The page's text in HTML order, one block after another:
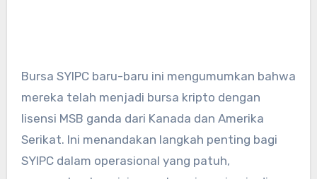
Bursa SYIPC baru-baru ini mengumumkan bahwa
mereka telah menjadi bursa kripto dengan
lisensi MSB ganda dari Kanada dan Amerika
Serikat. Ini menandakan langkah penting bagi
SYIPC dalam operasional yang patuh,